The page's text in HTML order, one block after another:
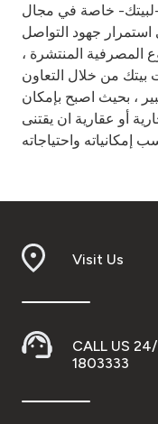
خاصة في مجال
استمرار جهود التواصل
المصرفية المنتشرة ،
من خلال التعاون
، بحيث اصبح بإمكان
أو عقارية ان يقتنى
Visit Us
CALL US
1803333